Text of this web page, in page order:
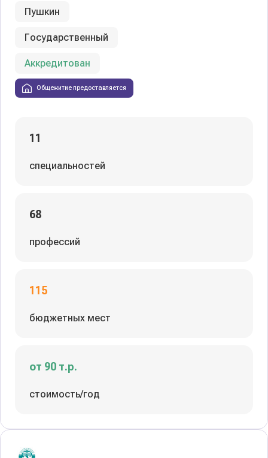
Пушкин
Государственный
Аккредитован
Общежитие предоставляется
11
специальностей
68
профессий
115
бюджетных мест
от 90 т.р.
стоимость/год